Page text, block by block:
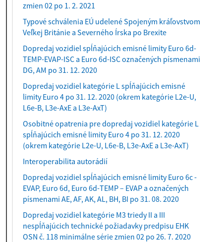
zmien 02 po 1. 2. 2021
Typové schválenia EÚ udelené Spojeným kráľovstvom
Veľkej Británie a Severného Írska po Brexite
Dopredaj vozidiel spĺňajúcich emisné limity Euro 6d-
TEMP-EVAP-ISC a Euro 6d-ISC označených písmenami
DG, AM po 31. 12. 2020
Dopredaj vozidiel kategórie L spĺňajúcich emisné
limity Euro 4 po 31. 12. 2020 (okrem kategórie L2e-U,
L6e-B, L3e-AxE a L3e-AxT)
Osobitné opatrenia pre dopredaj vozidiel kategórie L
spĺňajúcich emisné limity Euro 4 po 31. 12. 2020
(okrem kategórie L2e-U, L6e-B, L3e-AxE a L3e-AxT)
Interoperabilita autorádií
Dopredaj vozidiel spĺňajúcich emisné limity Euro 6c -
EVAP, Euro 6d, Euro 6d-TEMP – EVAP a označených
písmenami AE, AF, AK, AL, BH, BI po 31. 08. 2020
Dopredaj vozidiel kategórie M3 triedy II a III
nespĺňajúcich technické požiadavky predpisu EHK
OSN č. 118 minimálne série zmien 02 po 26. 7. 2020